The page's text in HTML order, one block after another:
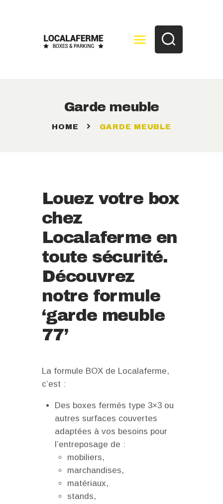
Garde meuble
HOME GARDE MEUBLE
SERVICE DESCRIPTION
PHOTOS
Louez votre box
chez
Localaferme en
toute sécurité.
Découvrez
notre formule
‘garde meuble
77’
La formule BOX de Localaferme,
c’est :
Des boxes fermés type 3×3 ou
autres surfaces couvertes
adaptées à vos besoins pour
l’entreposage de :
mobiliers,
marchandises,
matériaux,
stands,